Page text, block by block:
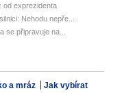
od exprezidenta
Nehodu nepře...
se připravuje na...
a mráz
Jak vybírat